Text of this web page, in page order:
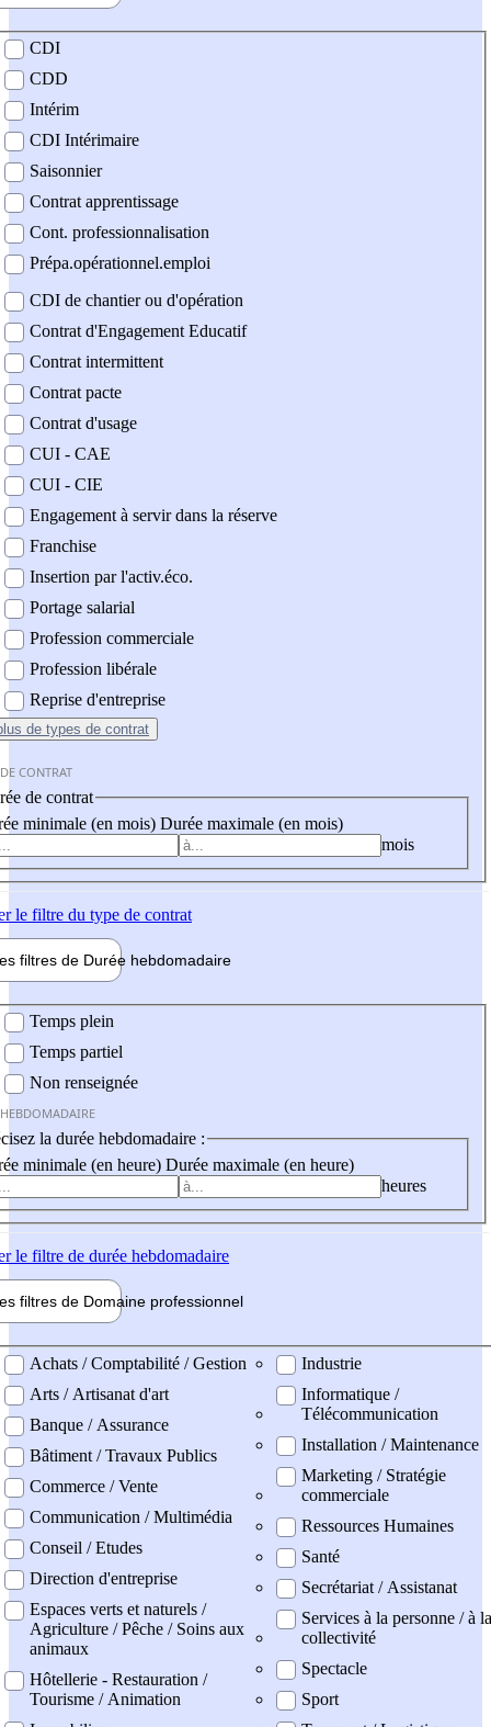
contrat
CDI
CDD
Intérim
CDI Intérimaire
Saisonnier
Contrat apprentissage
Cont. professionnalisation
Prépa.opérationnel.emploi
CDI de chantier ou d'opération
Contrat d'Engagement Educatif
Contrat intermittent
Contrat pacte
Contrat d'usage
CUI - CAE
CUI - CIE
Engagement à servir dans la réserve
Franchise
Insertion par l'activ.éco.
Portage salarial
Profession commerciale
Profession libérale
Reprise d'entreprise
de types de contrat
CONTRAT
de contrat
minimale (en mois) Durée maximale (en mois)
mois
le filtre du type de contrat
filtres de Durée hebdomadaire
Temps plein
Temps partiel
Non renseignée
la durée hebdomadaire :
minimale (en heure) Durée maximale (en heure)
heures
le filtre de durée hebdomadaire
filtres de Domaine professionnel
professionel
Achats / Comptabilité / Gestion
Arts / Artisanat d'art
Banque / Assurance
Bâtiment / Travaux Publics
Commerce / Vente
Communication / Multimédia
Conseil / Etudes
Direction d'entreprise
Espaces verts et naturels /
Agriculture / Pêche / Soins aux
animaux
Hôtellerie - Restauration /
Tourisme / Animation
Industrie
Informatique /
Télécommunication
Installation / Maintenance
Marketing / Stratégie
commerciale
Ressources Humaines
Santé
Secrétariat / Assistanat
Services à la personne / à la
collectivité
Spectacle
Sport